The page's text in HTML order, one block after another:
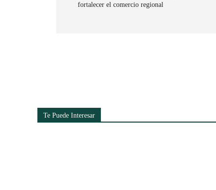
fortalecer el comercio regional
Te Puede Interesar